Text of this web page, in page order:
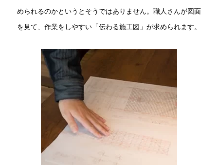
められるのかというとそうではありません。職人さんが図面
を見て、作業をしやすい「伝わる施工図」が求められます。